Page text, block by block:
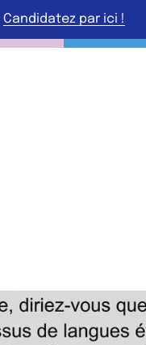
Candidatez par ici !